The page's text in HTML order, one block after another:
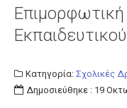
Διορισμοί -
Συνταξιοδοτήσεις
Κατηγορία: Σχολικές
Δημοσιεύθηκε : 19